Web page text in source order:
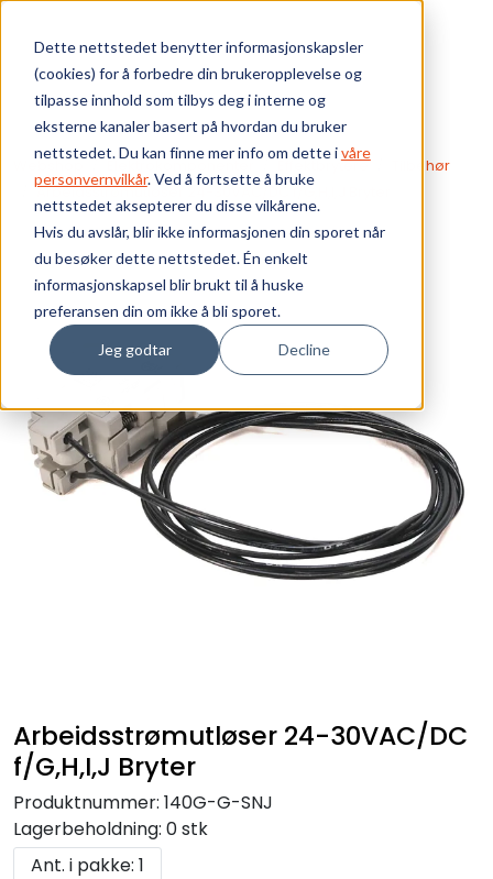
Dette nettstedet benytter informasjonskapsler
(cookies) for å forbedre din brukeropplevelse og
tilpasse innhold som tilbys deg i interne og
eksterne kanaler basert på hvordan du bruker
nettstedet. Du kan finne mer info om dette ivåre
personvernvilkår. Ved å fortsette å bruke
nettstedet aksepterer du disse vilkårene.
Hvis du avslår, blir ikke informasjonen din sporet når
du besøker dette nettstedet. Én enkelt
informasjonskapsel blir brukt til å huske
preferansen din om ikke å bli sporet.
Jeg godtar Decline
Skip to main content
Webshop Elektrokomponenter Effektbrytere
Tilbehør
Arbeidsstrømutløser 24-30VAC/DC f/G,H,I,J Bryter
Arbeidsstrømutløser 24-30VAC/DC
f/G,H,I,J Bryter
Produktnummer: 140G-G-SNJ
Lagerbeholdning: 0 stk
Ant. i pakke: 1
Bærekraft
Vi tilbyr
Ressurser
Om oss